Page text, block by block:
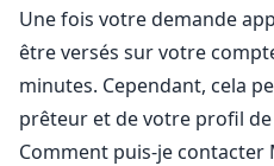
Une fois votre demande
être versés sur votre
minutes. Cependant, cela
prêteur et de votre profil
Comment puis-je contacter